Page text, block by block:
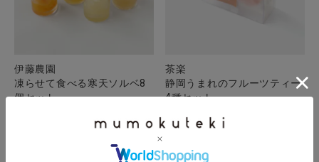
伊藤農園
凍らせて食べる寒天ソルベ8
個セット
茶楽
静岡うまれのフルーツティー
4種セット
1,188 税込